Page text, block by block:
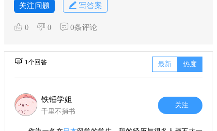
关注问题 写答案
0 0 0条评论
1个回答 最新 热度
铁锤学姐
千里不捎书
关注